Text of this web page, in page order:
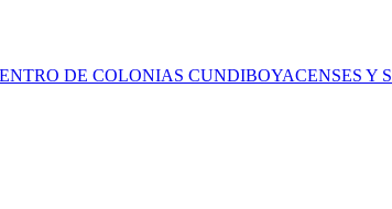
DE COLONIAS CUNDIBOYACENSES